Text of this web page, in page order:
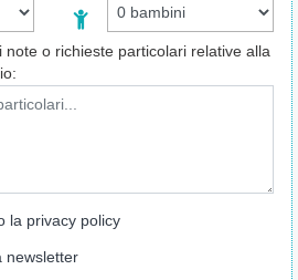
note o richieste particolari relative alla
la privacy policy
newsletter